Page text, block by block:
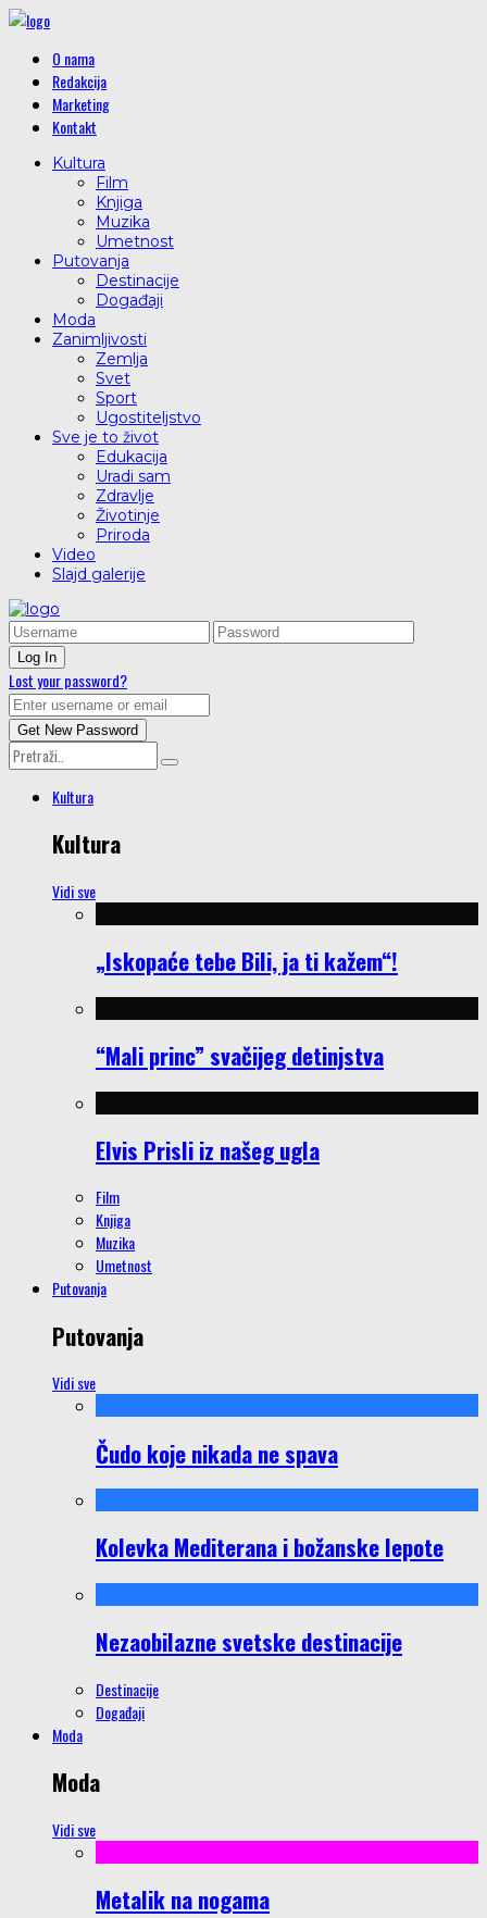
O nama
Redakcija
Marketing
Kontakt
Kultura
Film
Knjiga
Muzika
Umetnost
Putovanja
Destinacije
Događaji
Moda
Zanimljivosti
Zemlja
Svet
Sport
Ugostiteljstvo
Sve je to život
Edukacija
Uradi sam
Zdravlje
Životinje
Priroda
Video
Slajd galerije
Lost your password?
Kultura
Kultura
Vidi sve
„Iskopaće tebe Bili, ja ti kažem“!
“Mali princ” svačijeg detinjstva
Elvis Prisli iz našeg ugla
Film
Knjiga
Muzika
Umetnost
Putovanja
Putovanja
Vidi sve
Čudo koje nikada ne spava
Kolevka Mediterana i božanske lepote
Nezaobilazne svetske destinacije
Destinacije
Događaji
Moda
Moda
Vidi sve
Metalik na nogama